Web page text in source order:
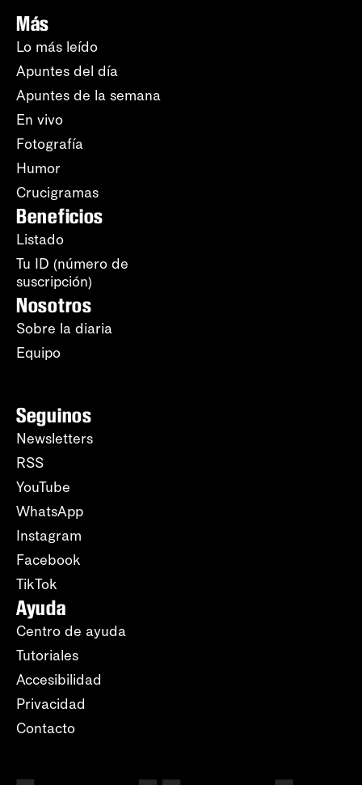
Más
Lo más leído
Apuntes del día
Apuntes de la semana
En vivo
Fotografía
Humor
Crucigramas
Beneficios
Listado
Tu ID (número de
suscripción)
Nosotros
Sobre la diaria
Equipo
Seguinos
Newsletters
RSS
YouTube
WhatsApp
Instagram
Facebook
TikTok
Ayuda
Centro de ayuda
Tutoriales
Accesibilidad
Privacidad
Contacto